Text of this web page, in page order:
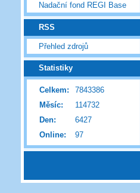
Nadační fond REGI Base
RSS
Přehled zdrojů
Statistiky
Online: 97
Celkem:
7843386
Měsíc:
114732
Den:
6427